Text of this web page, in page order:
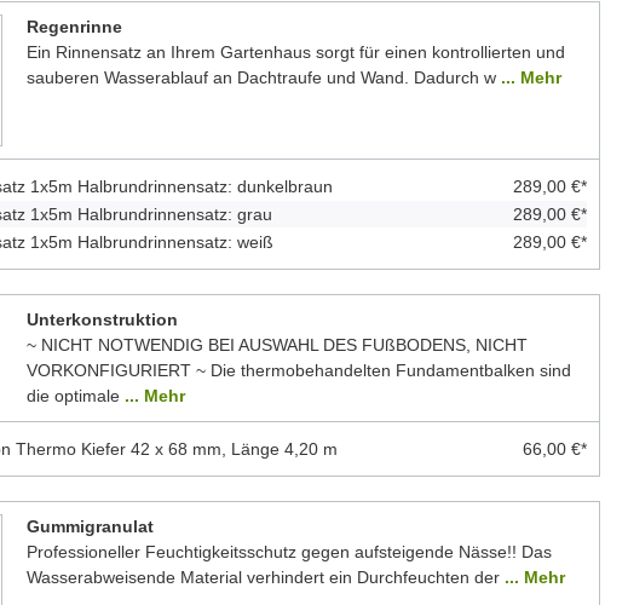
Regenrinne
Ein Rinnensatz an Ihrem Gartenhaus sorgt für einen kontrollierten und
sauberen Wasserablauf an Dachtraufe und Wand. Dadurch w ... Mehr
1x5m Halbrundrinnensatz: dunkelbraun
289,00 €*
1x5m Halbrundrinnensatz: grau
289,00 €*
1x5m Halbrundrinnensatz: weiß
289,00 €*
Unterkonstruktion
~ NICHT NOTWENDIG BEI AUSWAHL DES FUßBODENS, NICHT
VORKONFIGURIERT ~ Die thermobehandelten Fundamentbalken sind
die optimale ... Mehr
Thermo Kiefer 42 x 68 mm, Länge 4,20 m 66,00 €*
Gummigranulat
Professioneller Feuchtigkeitsschutz gegen aufsteigende Nässe!! Das
Wasserabweisende Material verhindert ein Durchfeuchten der ... Mehr